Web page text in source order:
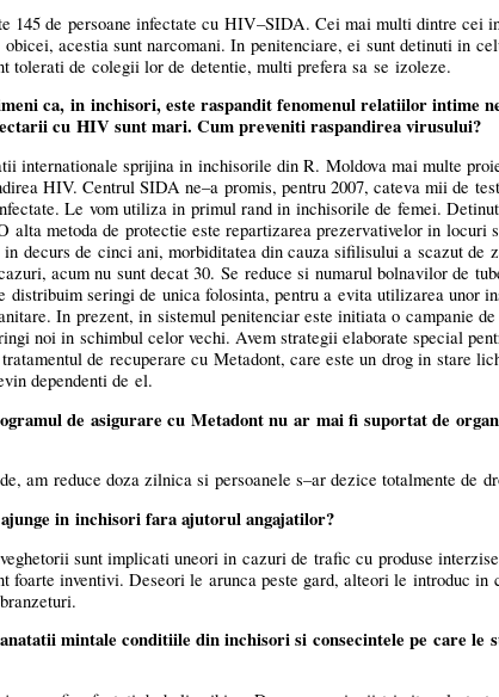
de persoane infectate cu HIV–SIDA. Cei mai multi dintre cei
acestia sunt narcomani. In penitenciare, ei sunt detinuti in
tolerati de colegii lor de detentie, multi prefera sa se izoleze.
ca, in inchisori, este raspandit fenomenul relatiilor intime
cu HIV sunt mari. Cum preveniti raspandirea virusului?
internationale sprijina in inchisorile din R. Moldova mai multe
HIV. Centrul SIDA ne–a promis, pentru 2007, cateva mii de
Le vom utiliza in primul rand in inchisorile de femei.
alta metoda de protectie este repartizarea prezervativelor in locuri
decurs de cinci ani, morbiditatea din cauza sifilisului a scazut de
acum nu sunt decat 30. Se reduce si numarul bolnavilor de
distribuim seringi de unica folosinta, pentru a evita utilizarea unor
In prezent, in sistemul penitenciar este initiata o campanie
noi in schimbul celor vechi. Avem strategii elaborate special
de recuperare cu Metadont, care este un drog in stare
dependenti de el.
de asigurare cu Metadont nu ar mai fi suportat de
am reduce doza zilnica si persoanele s–ar dezice totalmente de
in inchisori fara ajutorul angajatilor?
sunt implicati uneori in cazuri de trafic cu produse
foarte inventivi. Deseori le arunca peste gard, alteori le introduc in
mintale conditiile din inchisori si consecintele pe care le